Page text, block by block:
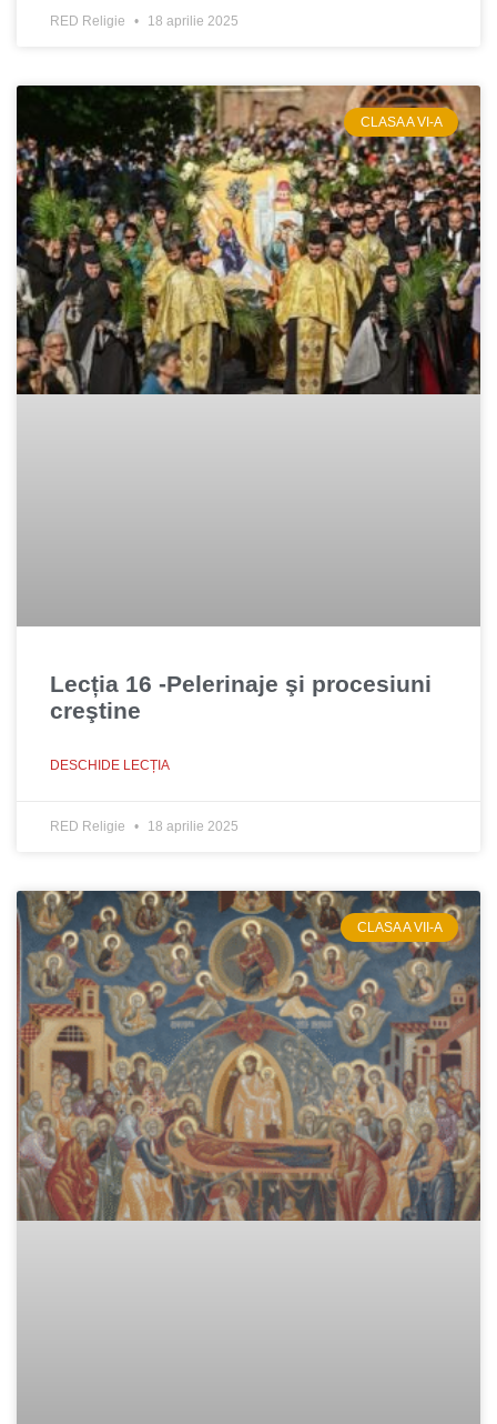
RED Religie 18 aprilie 2025
CLASA A VI-A
Lecția 16 -Pelerinaje şi procesiuni
creştine
DESCHIDE LECȚIA
RED Religie 18 aprilie 2025
CLASA A VII-A